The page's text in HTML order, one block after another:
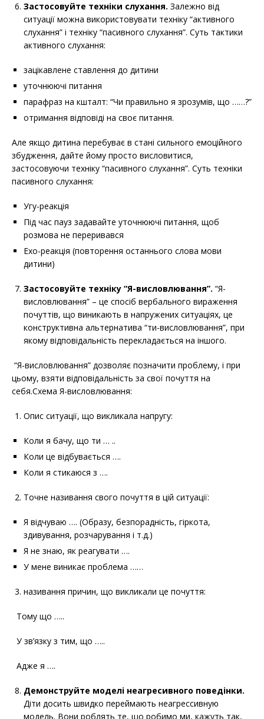
Застосовуйте техніки слухання. Залежно від
ситуації можна використовувати техніку “активного
слухання” і техніку “пасивного слухання”. Суть тактики
активного слухання:
зацікавлене ставлення до дитини
уточнюючі питання
парафраз на кшталт: “Чи правильно я зрозумів, що ……?”
отримання відповіді на своє питання.
Але якщо дитина перебуває в стані сильного емоційного
збудження, дайте йому просто висловитися,
застосовуючи техніку “пасивного слухання”. Суть техніки
пасивного слухання:
Угу-реакція
Під час пауз задавайте уточнюючі питання, щоб
розмова не переривався
Ехо-реакція (повторення останнього слова мови
дитини)
Застосовуйте техніку “Я-висловлювання”. “Я-
висловлювання” – це спосіб вербального вираження
почуттів, що виникають в напружених ситуаціях, це
конструктивна альтернатива “ти-висловлювання”, при
якому відповідальність перекладається на іншого.
“Я-висловлювання” дозволяє позначити проблему, і при
цьому, взяти відповідальність за свої почуття на
себя.Схема Я-висловлювання:
Опис ситуації, що викликала напругу:
Коли я бачу, що ти … ..
Коли це відбувається ….
Коли я стикаюся з ….
Точне називання свого почуття в цій ситуації:
Я відчуваю …. (Образу, безпорадність, гіркота,
здивування, розчарування і т.д.)
Я не знаю, як реагувати ….
У мене виникає проблема ……
називання причин, що викликали це почуття:
Тому що …..
У зв’язку з тим, що …..
Адже я ….
Демонструйте моделі неагресивного поведінки.
Діти досить швидко переймають неагрессивную
модель. Вони роблять те, що робимо ми, кажуть так,